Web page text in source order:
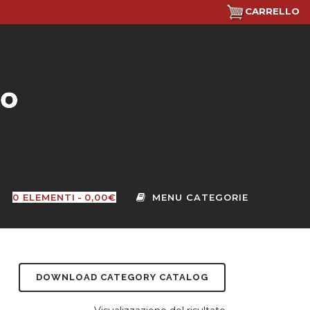
CARRELLO
0 ELEMENTI 0,00€
DOWNLOAD CATEGORY CATALOG